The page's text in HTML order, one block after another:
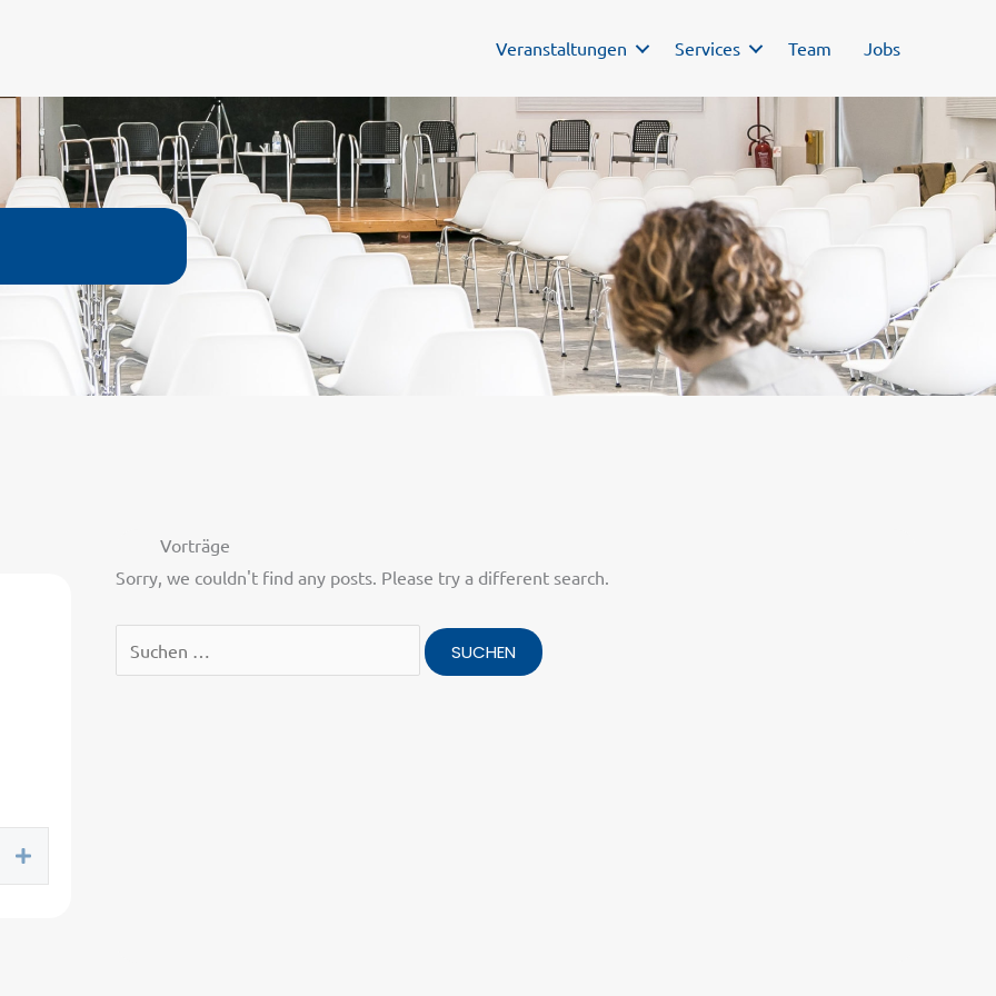
Veranstaltungen Services Team Jobs
Expand
Vorträge
Sorry, we couldn't find any posts. Please try a different search.
Suchen
nach: